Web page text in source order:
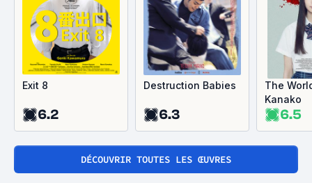
Exit 8
6.2
Destruction Babies
6.3
The
Kanako
6.5
DÉCOUVRIR TOUTES LES ŒUVRES